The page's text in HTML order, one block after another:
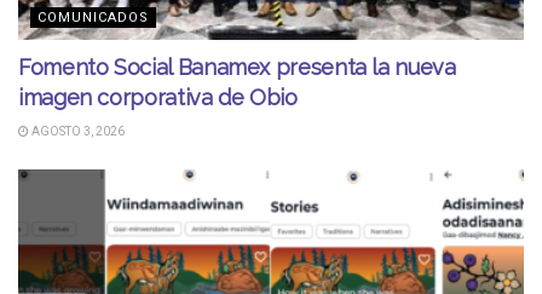
COMUNICADOS
Fomento Social Banamex presenta la nueva
imagen corporativa de Obio
AGOSTO 3, 2026